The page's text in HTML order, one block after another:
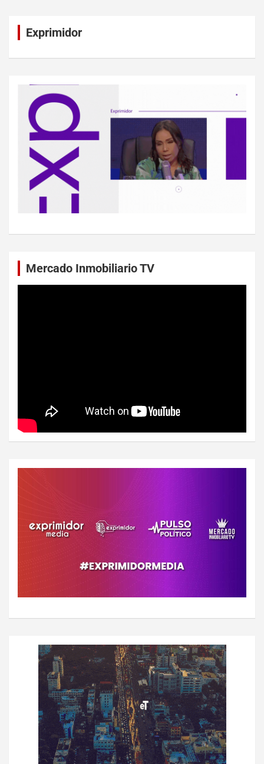
Exprimidor
Mercado Inmobiliario TV